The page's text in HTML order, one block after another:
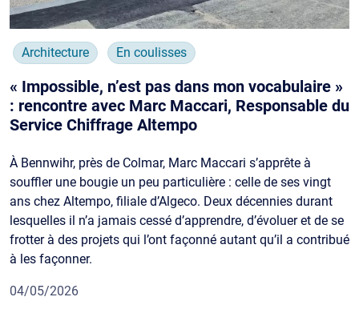
Architecture En coulisses
« Impossible, n’est pas dans mon vocabulaire »
: rencontre avec Marc Maccari, Responsable du
Service Chiffrage Altempo
À Bennwihr, près de Colmar, Marc Maccari s’apprête à
souffler une bougie un peu particulière : celle de ses vingt
ans chez Altempo, filiale d’Algeco. Deux décennies durant
lesquelles il n’a jamais cessé d’apprendre, d’évoluer et de se
frotter à des projets qui l’ont façonné autant qu’il a contribué
à les façonner.
04/05/2026